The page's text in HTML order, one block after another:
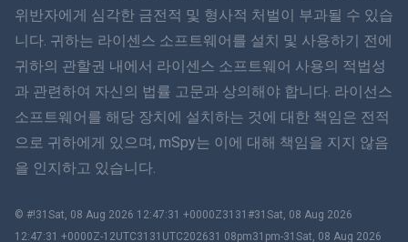
हिंदी
עברית
로마나
한국어
위반자에게 심각한 금전적 및 형사적 처벌이 부과될 수 있습
니다. 귀하는 라이센스 소프트웨어를 설치 및 사용하기 전에
귀하의 관할권 내에서 라이센스 소프트웨어 사용의 적법성
과 관련하여 자신의 법률 고문과 상의해야 합니다. 라이선스
소프트웨어를 해당 장치에 설치하는 것에 대한 책임은 전적
으로 귀하에게 있으며, mSpy는 이에 대해 책임을 지지 않음
을 인지하고 있습니다.
© #!31Sat, 08 Aug 2026 12:47:31 +0000Z3131#31Sat, 08 Aug 2026
12:47:31 +0000Z-12UTC3131UTC202631 08pm31pm-31Sat, 08 Aug 2026